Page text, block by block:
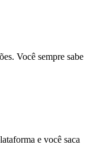
Você sempre sabe
e você saca